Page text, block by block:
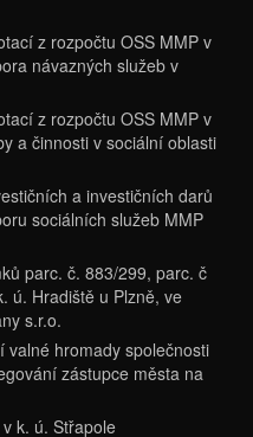
z rozpočtu OSS MMP v
návazných služeb v
z rozpočtu OSS MMP v
a činnosti v sociální oblasti
a investičních darů
sociálních služeb MMP
parc. č. 883/299, parc. č
ú. Hradiště u Plzně, ve
s.r.o.
hromady společnosti
zástupce města na
k. ú. Střapole